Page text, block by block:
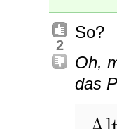
2
So?
Oh,
das